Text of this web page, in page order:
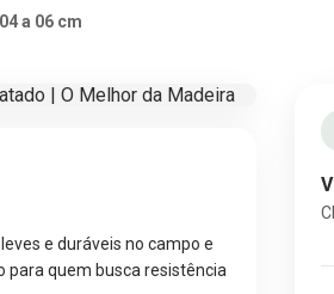
a 06 cm
e duráveis no campo e
para quem busca resistência